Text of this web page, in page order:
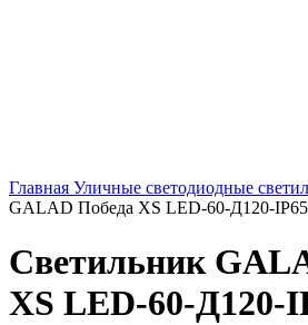
Главная Уличные светодиодные
GALAD Победа XS LED-60-Д120-
Светильник
XS LED-60-Д120-